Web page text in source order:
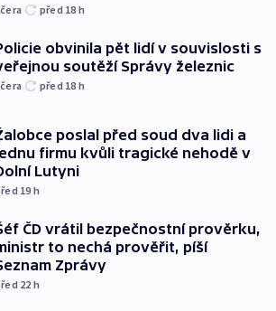
před 18 h
obvinila pět lidí v souvislosti s
soutěží Správy železnic
před 18 h
poslal před soud dva lidi a
firmu kvůli tragické nehodě v
Lutyni
19 h
ČD vrátil bezpečnostní prověrku,
to nechá prověřit, píší
Zprávy
22 h